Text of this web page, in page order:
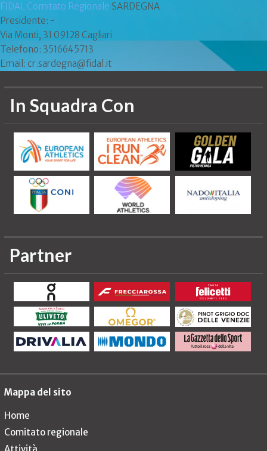
FIDAL Comitato Regionale SARDEGNA
Presidente: -
Via Monti, 31 09128 Cagliari
Telefono: 3516645713
Email: cr.sardegna@fidal.it
In Squadra Con
Partner
Mappa del sito
Home
Comitato regionale